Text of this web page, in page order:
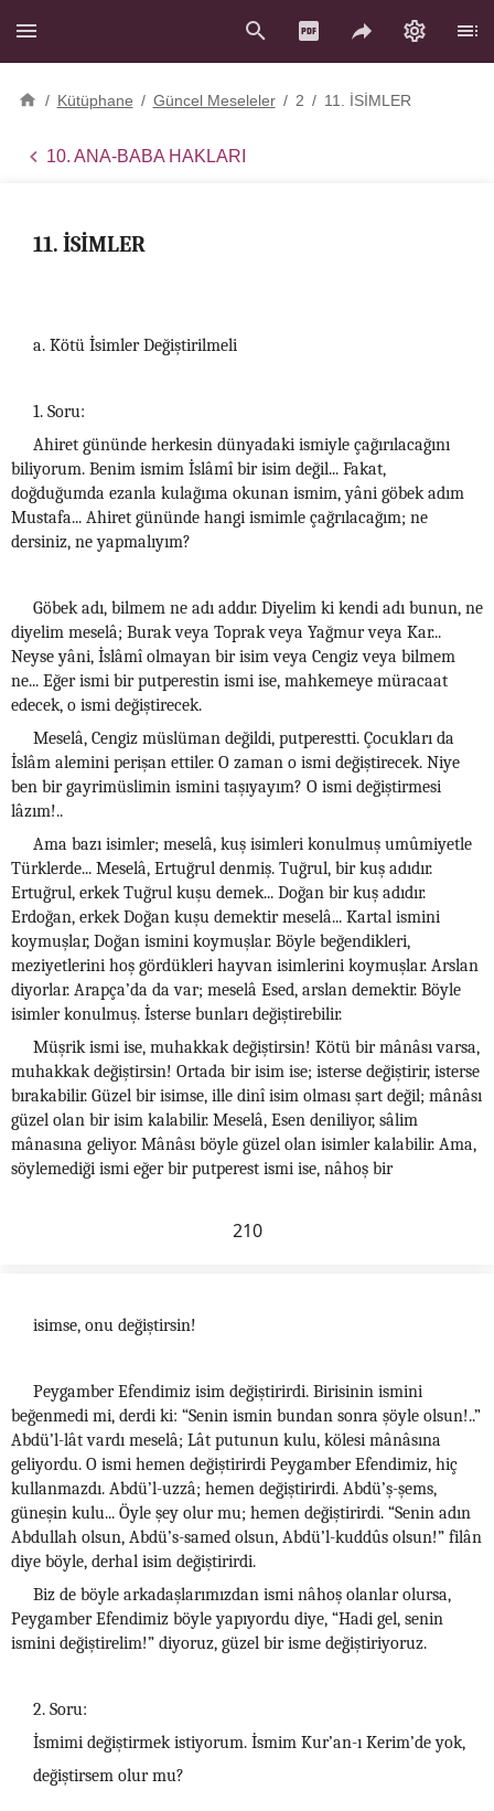
/ Kütüphane / Güncel Meseleler / 2 / 11. İSİMLER
10. ANA-BABA HAKLARI
11. İSİMLER
a. Kötü İsimler Değiştirilmeli
1. Soru:
Ahiret gününde herkesin dünyadaki ismiyle çağırılacağını
biliyorum. Benim ismim İslâmî bir isim değil... Fakat,
doğduğumda ezanla kulağıma okunan ismim, yâni göbek adım
Mustafa... Ahiret gününde hangi ismimle çağrılacağım; ne
dersiniz, ne yapmalıyım?
Göbek adı, bilmem ne adı addır. Diyelim ki kendi adı bunun, ne
diyelim meselâ; Burak veya Toprak veya Yağmur veya Kar...
Neyse yâni, İslâmî olmayan bir isim veya Cengiz veya bilmem
ne... Eğer ismi bir putperestin ismi ise, mahkemeye müracaat
edecek, o ismi değiştirecek.
Meselâ, Cengiz müslüman değildi, putperestti. Çocukları da
İslâm alemini perişan ettiler. O zaman o ismi değiştirecek. Niye
ben bir gayrimüslimin ismini taşıyayım? O ismi değiştirmesi
lâzım!..
Ama bazı isimler; meselâ, kuş isimleri konulmuş umûmiyetle
Türklerde... Meselâ, Ertuğrul denmiş. Tuğrul, bir kuş adıdır.
Ertuğrul, erkek Tuğrul kuşu demek... Doğan bir kuş adıdır.
Erdoğan, erkek Doğan kuşu demektir meselâ... Kartal ismini
koymuşlar, Doğan ismini koymuşlar. Böyle beğendikleri,
meziyetlerini hoş gördükleri hayvan isimlerini koymuşlar. Arslan
diyorlar. Arapça’da da var; meselâ Esed, arslan demektir. Böyle
isimler konulmuş. İsterse bunları değiştirebilir.
Müşrik ismi ise, muhakkak değiştirsin! Kötü bir mânâsı varsa,
muhakkak değiştirsin! Ortada bir isim ise; isterse değiştirir, isterse
bırakabilir. Güzel bir isimse, ille dinî isim olması şart değil; mânâsı
güzel olan bir isim kalabilir. Meselâ, Esen deniliyor, sâlim
mânasına geliyor. Mânâsı böyle güzel olan isimler kalabilir. Ama,
söylemediği ismi eğer bir putperest ismi ise, nâhoş bir
210
isimse, onu değiştirsin!
Peygamber Efendimiz isim değiştirirdi. Birisinin ismini
beğenmedi mi, derdi ki: “Senin ismin bundan sonra şöyle olsun!..”
Abdü’l-lât vardı meselâ; Lât putunun kulu, kölesi mânâsına
geliyordu. O ismi hemen değiştirirdi Peygamber Efendimiz, hiç
kullanmazdı. Abdü’l-uzzâ; hemen değiştirirdi. Abdü’ş-şems,
güneşin kulu... Öyle şey olur mu; hemen değiştirirdi. “Senin adın
Abdullah olsun, Abdü’s-samed olsun, Abdü’l-kuddûs olsun!” filân
diye böyle, derhal isim değiştirirdi.
Biz de böyle arkadaşlarımızdan ismi nâhoş olanlar olursa,
Peygamber Efendimiz böyle yapıyordu diye, “Hadi gel, senin
ismini değiştirelim!” diyoruz, güzel bir isme değiştiriyoruz.
2. Soru:
İsmimi değiştirmek istiyorum. İsmim Kur’an-ı Kerim’de yok,
değiştirsem olur mu?